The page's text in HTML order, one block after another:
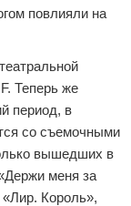
повлияли на
Теперь же
период, в
со съемочными
вышедших в
меня за
«Лир. Король»,